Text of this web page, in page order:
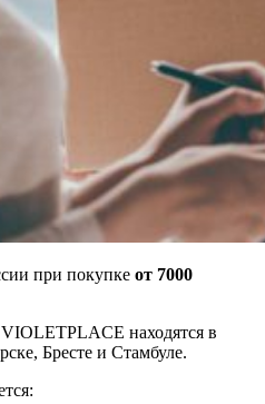
при покупке от 7000
находятся в
Бресте и Стамбуле.